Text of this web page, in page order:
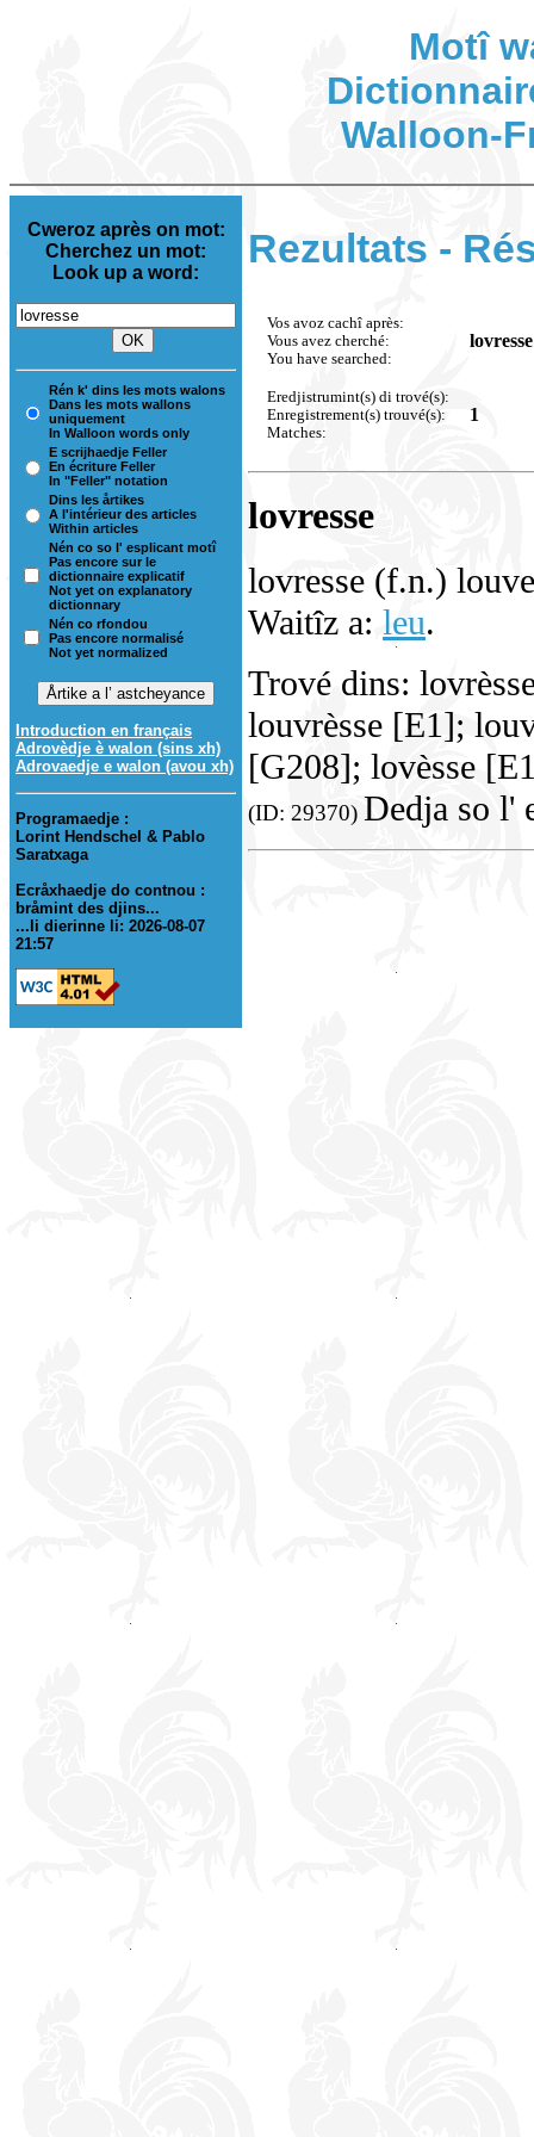
Motî
Walloon-
Cweroz après on mot:
Cherchez un mot:
Look up a word:
Rén k' dins les mots walons
Dans les mots wallons
uniquement
In Walloon words only
E scrijhaedje Feller
En écriture Feller
In "Feller" notation
Dins les årtikes
A l'intérieur des articles
Within articles
Nén co so l' esplicant motî
Pas encore sur le
dictionnaire explicatif
Not yet on explanatory
dictionnary
Nén co rfondou
Pas encore normalisé
Not yet normalized
Introduction en français
Adrovèdje è walon (sins xh)
Adrovaedje e walon (avou xh)
Programaedje :
Lorint Hendschel & Pablo
Saratxaga
Ecråxhaedje do contnou :
bråmint des djins...
...li dierinne li: 2026-08-07
21:57
Rezultats -
Vos avoz cachî après:
Vous avez cherché:
You have searched:
lovresse
Eredjistrumint(s) di trové(s):
Enregistrement(s) trouvé(s):
Matches:
1
lovresse
lovresse (f.n.)
Waitîz a: leu.
Trové dins:
louvrèsse [E1];
[G208]; lovèsse
(ID: 29370) Dedja so l'